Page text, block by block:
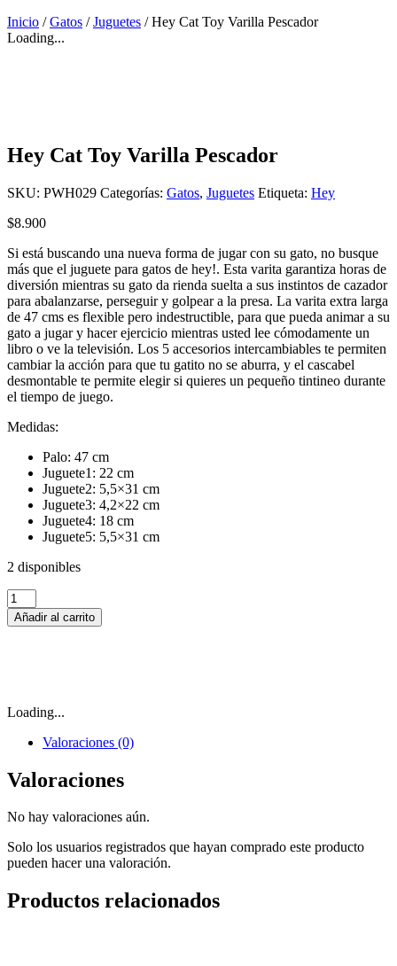
Inicio /Gatos /Juguetes / Hey Cat Toy Varilla Pescador
Loading...
Hey Cat Toy Varilla Pescador
SKU: PWH029 Categorías: Gatos, Juguetes Etiqueta: Hey
$8.900
Si está buscando una nueva forma de jugar con su gato, no busque
más que el juguete para gatos de hey!. Esta varita garantiza horas de
diversión mientras su gato da rienda suelta a sus instintos de cazador
para abalanzarse, perseguir y golpear a la presa. La varita extra larga
de 47 cms es flexible pero indestructible, para que pueda animar a su
gato a jugar y hacer ejercicio mientras usted lee cómodamente un
libro o ve la televisión. Los 5 accesorios intercambiables te permiten
cambiar la acción para que tu gatito no se aburra, y el cascabel
desmontable te permite elegir si quieres un pequeño tintineo durante
el tiempo de juego.
Medidas:
Palo: 47 cm
Juguete1: 22 cm
Juguete2: 5,5×31 cm
Juguete3: 4,2×22 cm
Juguete4: 18 cm
Juguete5: 5,5×31 cm
2 disponibles
Hey
Cat
Toy
Añadir al carrito
Loading...
Valoraciones (0)
Valoraciones
No hay valoraciones aún.
Solo los usuarios registrados que hayan comprado este producto
pueden hacer una valoración.
Productos relacionados